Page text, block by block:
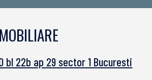
bl 22b ap 29 sector 1 Bucuresti